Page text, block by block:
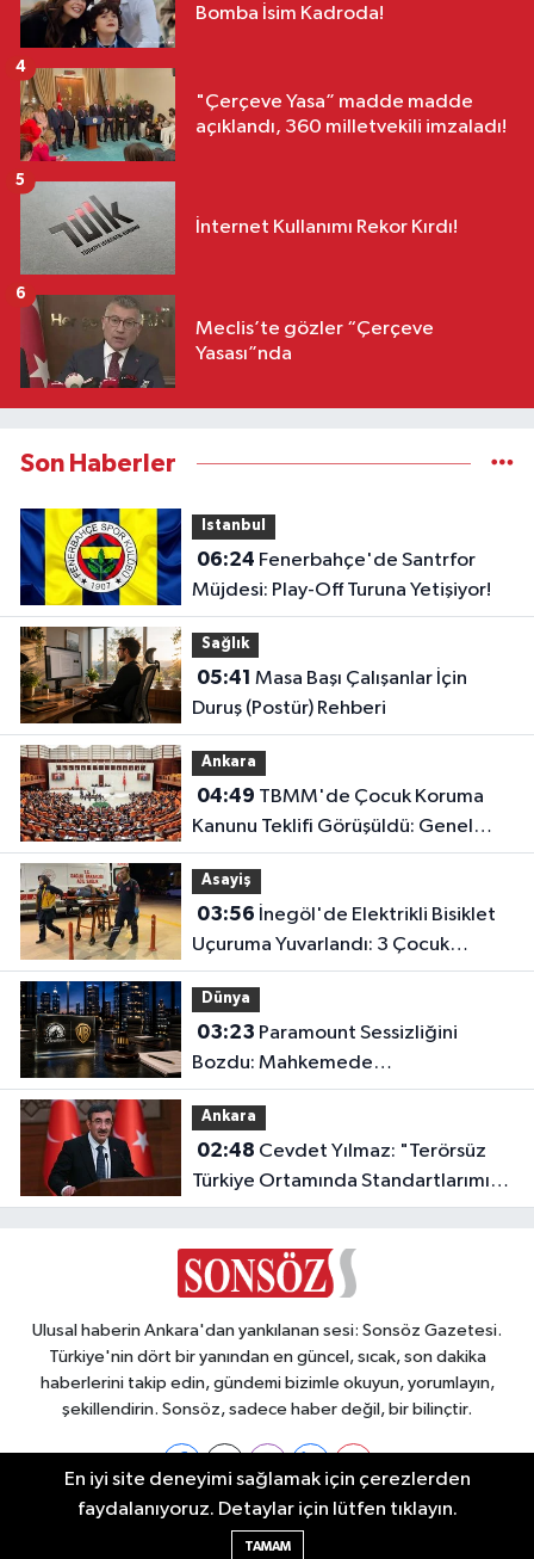
Bomba İsim Kadroda!
"Çerçeve Yasa” madde madde
açıklandı, 360 milletvekili imzaladı!
4
İnternet Kullanımı Rekor Kırdı!
5
Meclis’te gözler “Çerçeve
Yasası”nda
6
Son Haberler
Istanbul
06:24
Müjdesi: Play-Off Turuna Yetişiyor!
Sağlık
05:41
Duruş (Postür) Rehberi
Ankara
04:49
Kanunu Teklifi Görüşüldü: Genel
Kurul Tamamlandı!
Asayiş
03:56
Uçuruma Yuvarlandı: 3 Çocuk
Yaralandı!
Dünya
03:23
Bozdu: Mahkemede
Kazanacağımıza İnanıyoruz!
Ankara
02:48
Türkiye Ortamında Standartlarımızı
Yükselteceğiz"
Ulusal haberin Ankara'dan yankılanan sesi: Sonsöz Gazetesi.
Türkiye'nin dört bir yanından en güncel, sıcak, son dakika
haberlerini takip edin, gündemi bizimle okuyun, yorumlayın,
şekillendirin. Sonsöz, sadece haber değil, bir bilinçtir.
Ankara Nöbetçi Eczaneler
En iyi site deneyimi sağlamak için çerezlerden
faydalanıyoruz. Detaylar için lütfen tıklayın.
TAMAM